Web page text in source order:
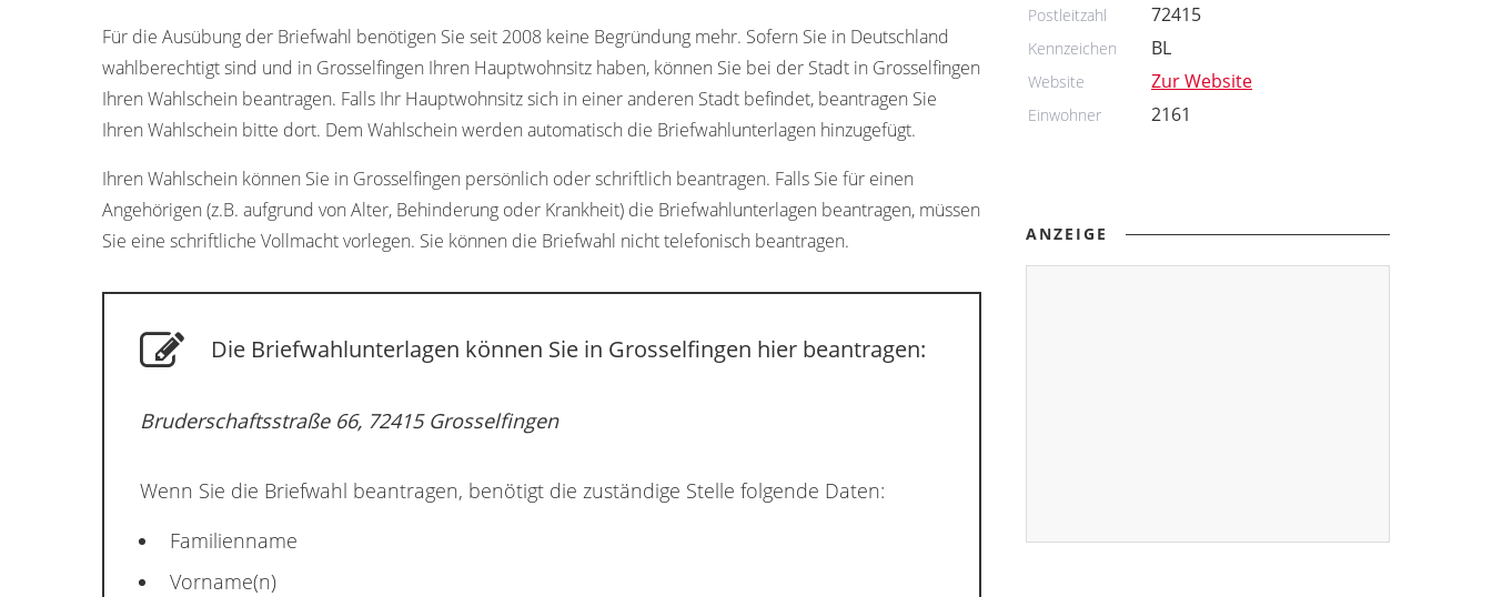
Für die Ausübung der Briefwahl benötigen Sie seit 2008 keine Begründung mehr. Sofern Sie in Deutschland
wahlberechtigt sind und in Grosselfingen Ihren Hauptwohnsitz haben, können Sie bei der Stadt in Grosselfingen
Ihren Wahlschein beantragen. Falls Ihr Hauptwohnsitz sich in einer anderen Stadt befindet, beantragen Sie
Ihren Wahlschein bitte dort. Dem Wahlschein werden automatisch die Briefwahlunterlagen hinzugefügt.
Ihren Wahlschein können Sie in Grosselfingen persönlich oder schriftlich beantragen. Falls Sie für einen
Angehörigen (z.B. aufgrund von Alter, Behinderung oder Krankheit) die Briefwahlunterlagen beantragen, müssen
Sie eine schriftliche Vollmacht vorlegen. Sie können die Briefwahl nicht telefonisch beantragen.
Die Briefwahlunterlagen können Sie in Grosselfingen hier beantragen:
Bruderschaftsstraße 66, 72415 Grosselfingen
Wenn Sie die Briefwahl beantragen, benötigt die zuständige Stelle folgende Daten:
Familienname
Vorname(n)
Postleitzahl 72415
Kennzeichen BL
Website Zur Website
Einwohner 2161
ANZEIGE